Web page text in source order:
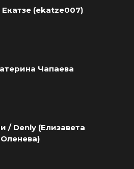
(ekatze007)
Чапаева
/ Denly (Елизавета
Оленева)